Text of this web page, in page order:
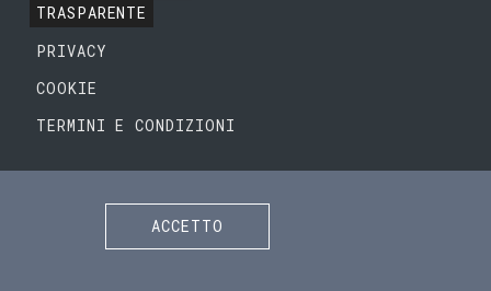
TRASPARENTE
PRIVACY
COOKIE
TERMINI E CONDIZIONI
ACCETTO